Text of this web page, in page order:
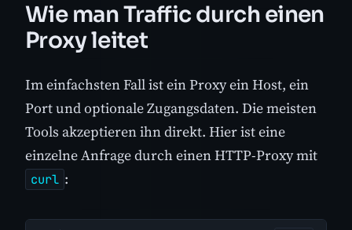
Wie man Traffic durch einen
Proxy leitet
Im einfachsten Fall ist ein Proxy ein Host, ein
Port und optionale Zugangsdaten. Die meisten
Tools akzeptieren ihn direkt. Hier ist eine
einzelne Anfrage durch einen HTTP-Proxy mit
curl :